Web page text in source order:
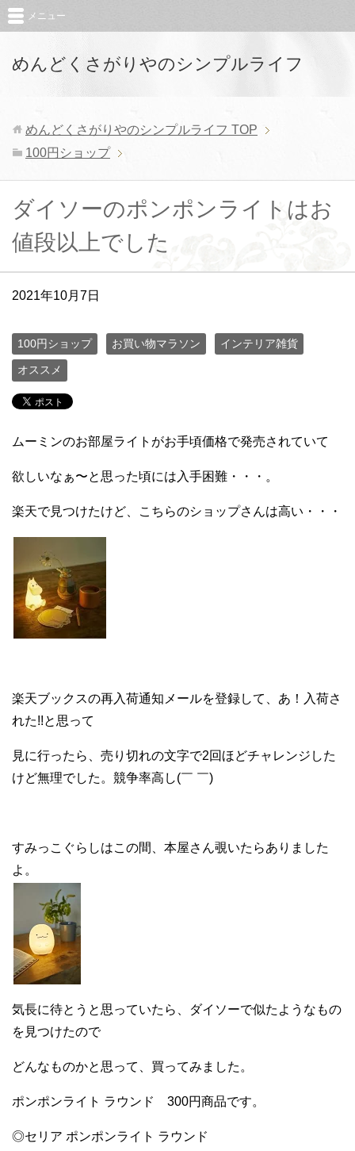
めんどくさがりやのシンプルライフ
メニュー
めんどくさがりやのシンプルライフ TOP
100円ショップ
ダイソーのポンポンライトはお
値段以上でした
2021年10月7日
100円ショップ お買い物マラソン インテリア雑貨
オススメ
ムーミンのお部屋ライトがお手頃価格で発売されていて
欲しいなぁ〜と思った頃には入手困難・・・。
楽天で見つけたけど、こちらのショップさんは高い・・・
楽天ブックスの再入荷通知メールを登録して、あ！入荷さ
れた!!と思って
見に行ったら、売り切れの文字で2回ほどチャレンジした
けど無理でした。競争率高し(￣ ￣)
すみっこぐらしはこの間、本屋さん覗いたらありました
よ。
気長に待とうと思っていたら、ダイソーで似たようなもの
を見つけたので
どんなものかと思って、買ってみました。
ポンポンライト ラウンド 300円商品です。
◎セリア ポンポンライト ラウンド